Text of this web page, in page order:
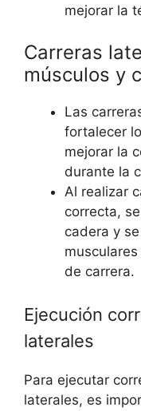
mejorar la
Carreras
músculos y
Las
fortalecer
mejorar la
durante la
Al realizar
correcta,
cadera y
de carrera.
Ejecución
laterales
Para ejecutar
laterales, es